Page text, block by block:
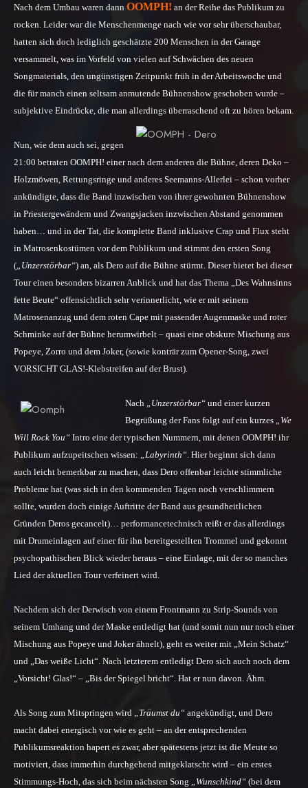
Nach dem Umbau waren dann OOMPH! an der Reihe das Publikum zu
rocken. Leider war die Menschenmenge nach wie vor sehr überschaubar,
hatten sich doch lediglich geschätzte 200 Menschen in der Garage
versammelt, was im Vorfeld von vielen auf Schwächen des neuen
Songmaterials, den ungünstigen Zeitpunkt früh in der Arbeitswoche und
die für manch einen seltsam anmutende Bühnenshow geschoben wurde –
subjektive Eindrücke, die man allerdings überraschend oft zu hören bekam.
Nun, wie dem auch sei, gegen
21:00 betraten OOMPH! einer nach dem anderen die Bühne, deren Deko –
Holzmöwen, Rettungsringe und anderes Seemanns-Allerlei – schon vorher
ankündigte, dass die Band inzwischen von ihrer gewohnten Bühnenshow
in Priestergewändern und Zwangsjacken inzwischen Abstand genommen
haben… und in der Tat, die komplette Band inklusive Crap und Flux steht
in Matrosenkostümen vor dem Publikum und stimmt den ersten Song
(„Unzerstörbar“) an, als Dero auf die Bühne stürmt. Dieser bietet bei dieser
Tour einen besonders bizarren Anblick und hat das Thema „Des Wahnsinns
fette Beute“ offensichtlich sehr verinnerlicht, wie er mit seinem
Matrosenanzug und dem roten Cape mit passender Augenmaske und roter
Schminke auf der Bühne herumwirbelt – quasi eine obskure Mischung aus
Popeye, Zorro und dem Joker, (sowie konträr zum Opener-Song, zwei
VORSICHT GLAS!-Klebstreifen auf der Brust).
Nach „Unzerstörbar“ und einer kurzen
Begrüßung der Fans folgt auf ein kurzes „We
Will Rock You“ Intro eine der typischen Nummern, mit denen OOMPH! ihr
Publikum aufzupeitschen wissen: „Labyrinth“. Hier beginnt sich dann
auch leicht bemerkbar zu machen, dass Dero offenbar leichte stimmliche
Probleme hat (was sich in den kommenden Tagen noch verschlimmern
sollte, wurden doch einige Auftritte der Band aus gesundheitlichen
Gründen Deros gecancelt)… performancetechnisch reißt er das allerdings
mit Drumeinlagen auf einer für ihn bereitgestellten Trommel und gekonnt
psychopathischen Blick wieder heraus – eine Einlage, mit der so manches
Lied der aktuellen Tour verfeinert wird.
Nachdem sich der Derwisch von einem Frontmann zu Strip-Sounds von
seinem Umhang und der Maske entledigt hat (und somit nun nur noch einer
Mischung aus Popeye und Joker ähnelt), geht es weiter mit „Mein Schatz“
und „Das weiße Licht“. Nach letzterem entledigt Dero sich auch noch dem
„Vorsicht! Glas!“ – „Bis der Spiegel bricht“. Hat er nun davon. Ähm.
Als Song zum Mitspringen wird „Träumst du“ angekündigt, und Dero
macht dabei energisch vor wie es geht – an der entsprechenden
Publikumsreaktion hapert es zwar, aber spätestens jetzt ist die Meute so
motiviert, dass immerhin durchgehend mitgeklatscht wird – ein erstes
Stimmungs-Hoch, das sich beim nächsten Song „Wunschkind“ (bei dem